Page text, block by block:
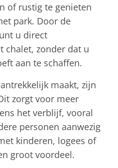
of rustig te genieten
park. Door de
u direct
chalet, zonder dat u
aan te schaffen.
maakt, zijn
zorgt voor meer
het verblijf, vooral
personen aanwezig
kinderen, logees of
groot voordeel.